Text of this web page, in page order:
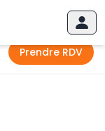
Prendre RDV